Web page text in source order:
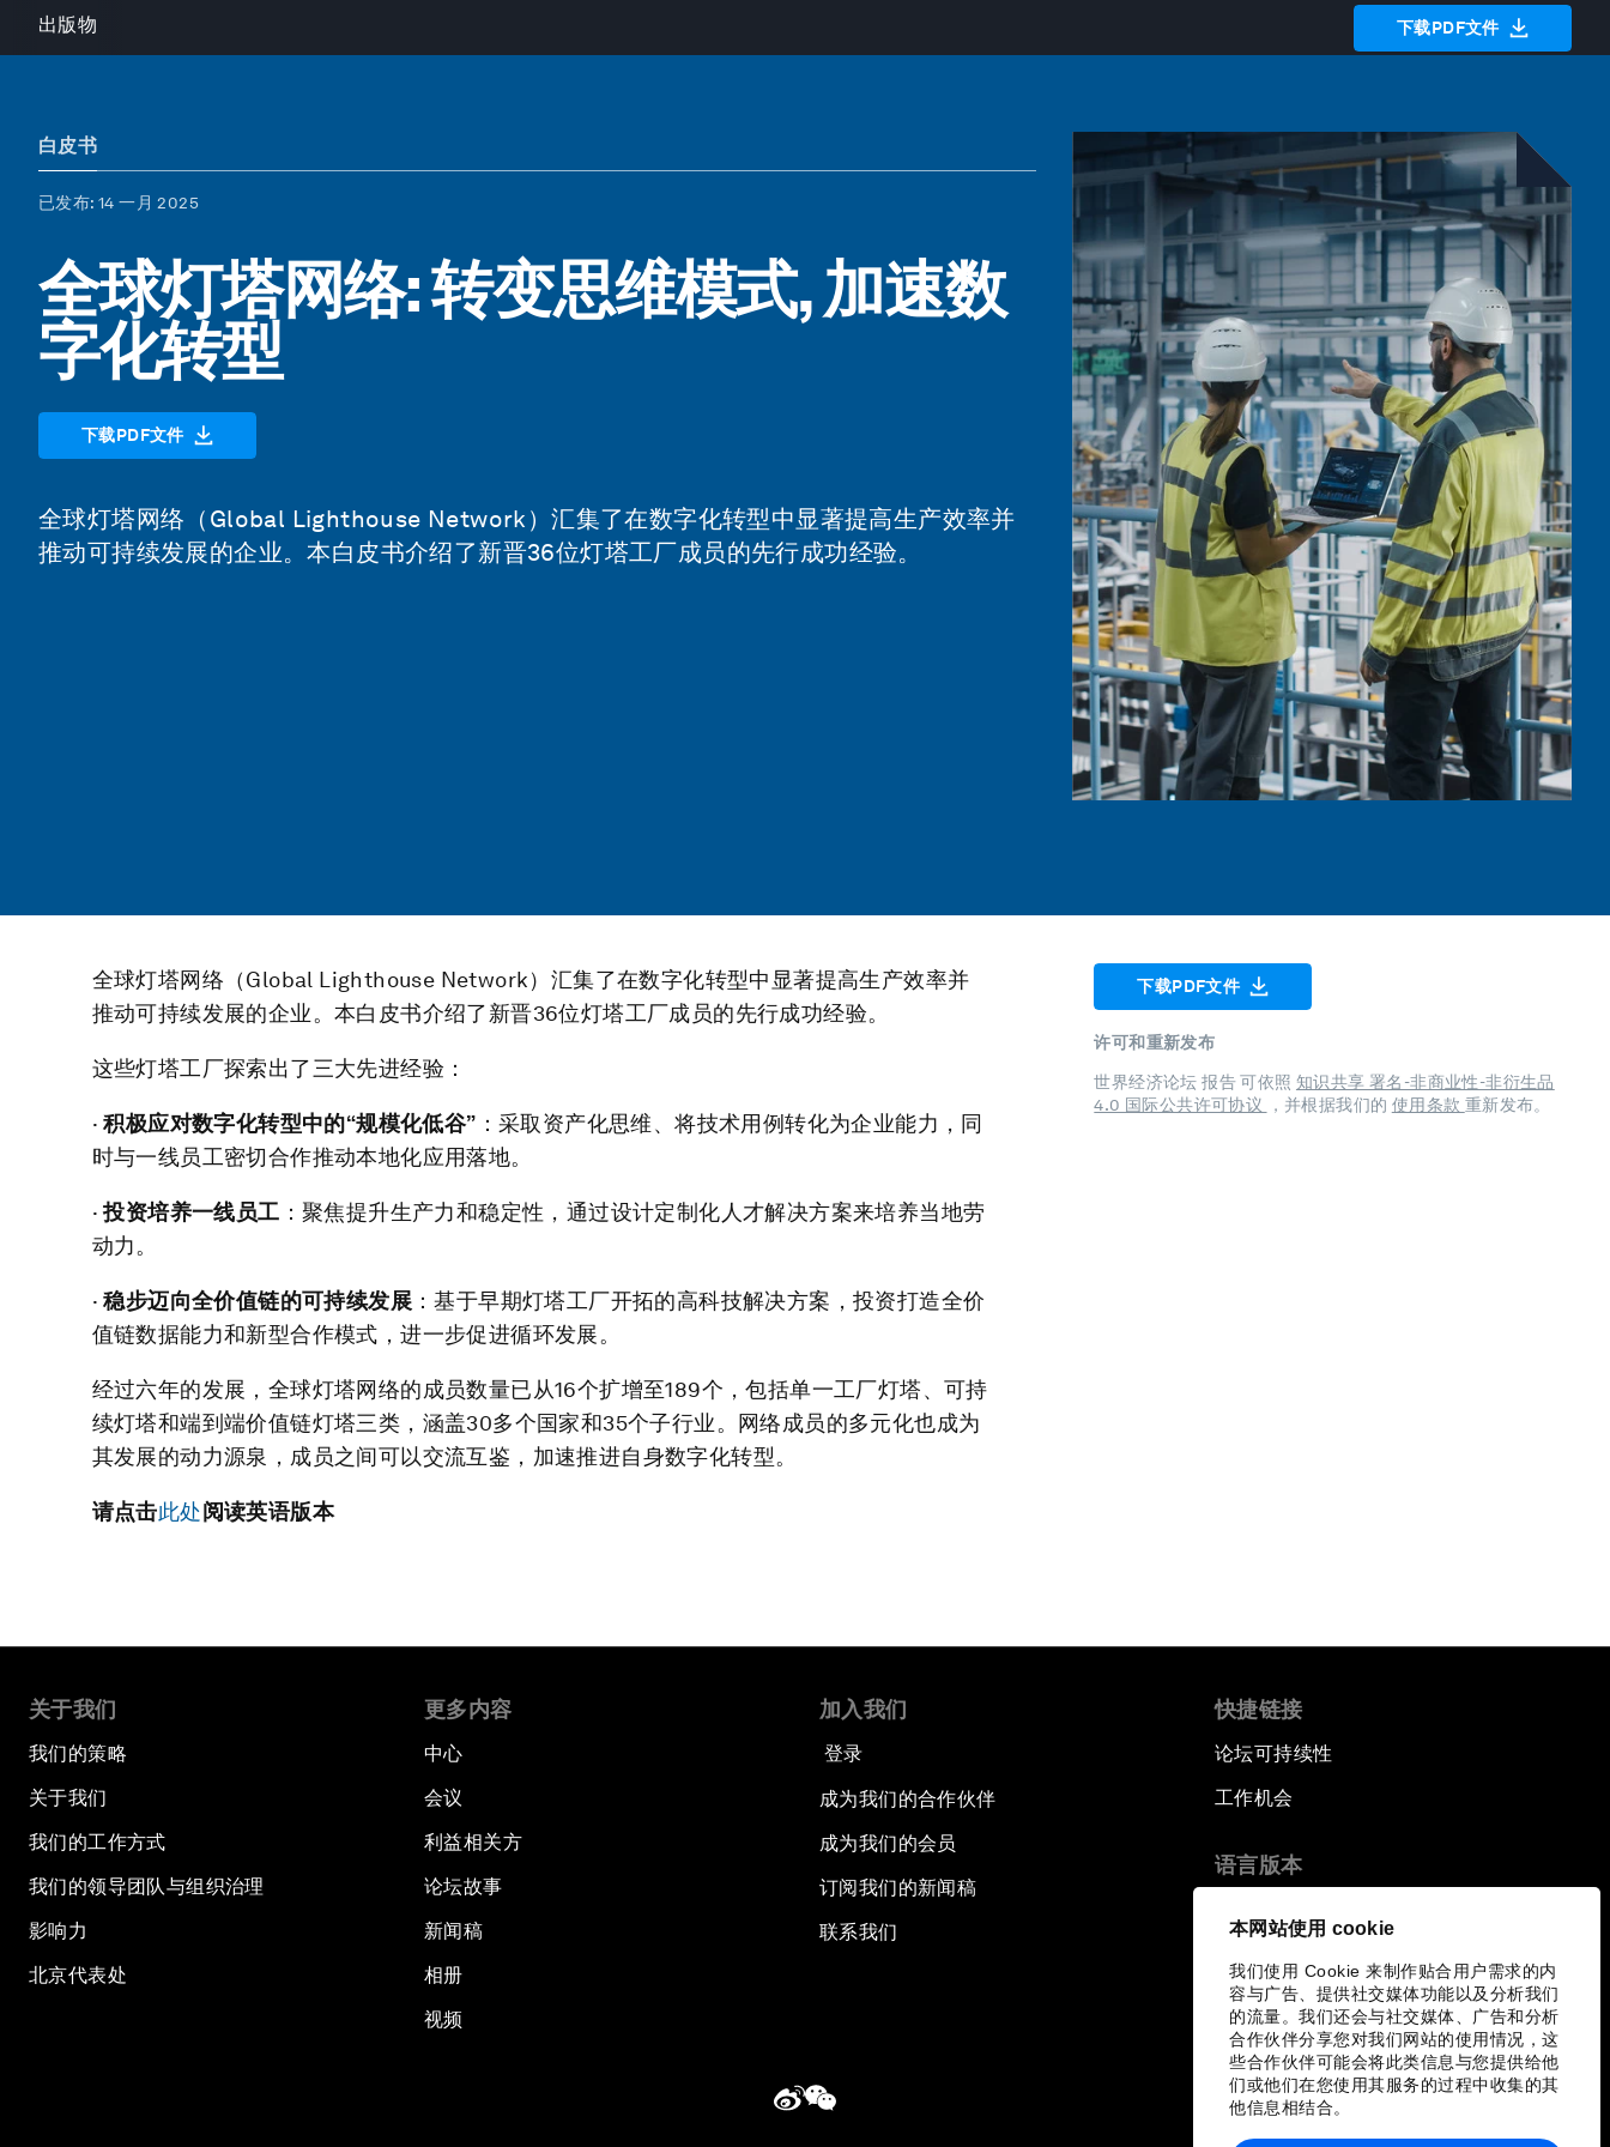
本网站使用 cookie
我们使用 Cookie 来制作贴合用户需求的内
容与广告、提供社交媒体功能以及分析我们
的流量。我们还会与社交媒体、广告和分析
合作伙伴分享您对我们网站的使用情况，这
些合作伙伴可能会将此类信息与您提供给他
们或他们在您使用其服务的过程中收集的其
他信息相结合。
出版物 下载PDF文件
白皮书
已发布: 14 一月 2025
全球灯塔网络: 转变思维模式, 加速数
字化转型
下载PDF文件
全球灯塔网络（Global Lighthouse Network）汇集了在数字化转型中显著提高生产效率并
推动可持续发展的企业。本白皮书介绍了新晋36位灯塔工厂成员的先行成功经验。
全球灯塔网络（Global Lighthouse Network）汇集了在数字化转型中显著提高生产效率并
推动可持续发展的企业。本白皮书介绍了新晋36位灯塔工厂成员的先行成功经验。
这些灯塔工厂探索出了三大先进经验：
·积极应对数字化转型中的“规模化低谷” ：采取资产化思维、将技术用例转化为企业能力，同
时与一线员工密切合作推动本地化应用落地。
·投资培养一线员工 ：聚焦提升生产力和稳定性，通过设计定制化人才解决方案来培养当地劳
动力。
·稳步迈向全价值链的可持续发展 ：基于早期灯塔工厂开拓的高科技解决方案，投资打造全价
值链数据能力和新型合作模式，进一步促进循环发展。
经过六年的发展，全球灯塔网络的成员数量已从16个扩增至189个，包括单一工厂灯塔、可持
续灯塔和端到端价值链灯塔三类，涵盖30多个国家和35个子行业。网络成员的多元化也成为
其发展的动力源泉，成员之间可以交流互鉴，加速推进自身数字化转型。
请点击此处阅读英语版本
下载PDF文件
许可和重新发布
世界经济论坛 报告 可依照 知识共享 署名-非商业性-非衍生品
4.0 国际公共许可协议
，并根据我们的 使用条款 重新发布。
关于我们
我们的策略
关于我们
我们的工作方式
我们的领导团队与组织治理
影响力
北京代表处
更多内容
中心
会议
利益相关方
论坛故事
新闻稿
相册
视频
加入我们
登录
成为我们的合作伙伴
成为我们的会员
订阅我们的新闻稿
联系我们
快捷链接
论坛可持续性
工作机会
语言版本